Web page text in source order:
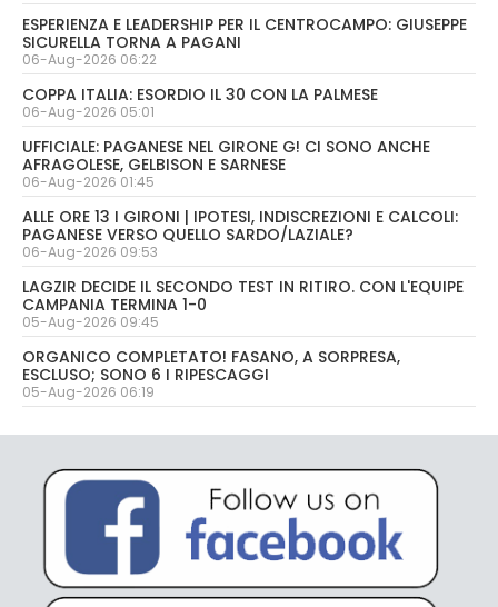
ESPERIENZA E LEADERSHIP PER IL CENTROCAMPO: GIUSEPPE
SICURELLA TORNA A PAGANI
06-Aug-2026 06:22
COPPA ITALIA: ESORDIO IL 30 CON LA PALMESE
06-Aug-2026 05:01
UFFICIALE: PAGANESE NEL GIRONE G! CI SONO ANCHE
AFRAGOLESE, GELBISON E SARNESE
06-Aug-2026 01:45
ALLE ORE 13 I GIRONI | IPOTESI, INDISCREZIONI E CALCOLI:
PAGANESE VERSO QUELLO SARDO/LAZIALE?
06-Aug-2026 09:53
LAGZIR DECIDE IL SECONDO TEST IN RITIRO. CON L'EQUIPE
CAMPANIA TERMINA 1-0
05-Aug-2026 09:45
ORGANICO COMPLETATO! FASANO, A SORPRESA,
ESCLUSO; SONO 6 I RIPESCAGGI
05-Aug-2026 06:19